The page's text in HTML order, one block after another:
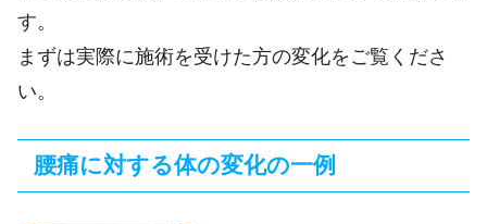
す。
まずは実際に施術を受けた方の変化をご覧くださ
い。
腰痛に対する体の変化の一例